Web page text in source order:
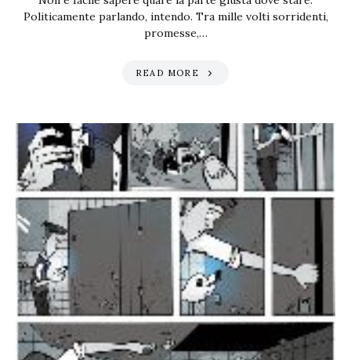
Politicamente parlando, intendo. Tra mille volti sorridenti,
promesse,…
READ MORE